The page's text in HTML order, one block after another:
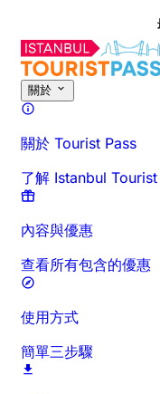
最低 Pass
關於
關於 Tourist Pass
了解 Istanbul
內容與優惠
查看所有包含的優惠
使用方式
簡單三步驟
時間與